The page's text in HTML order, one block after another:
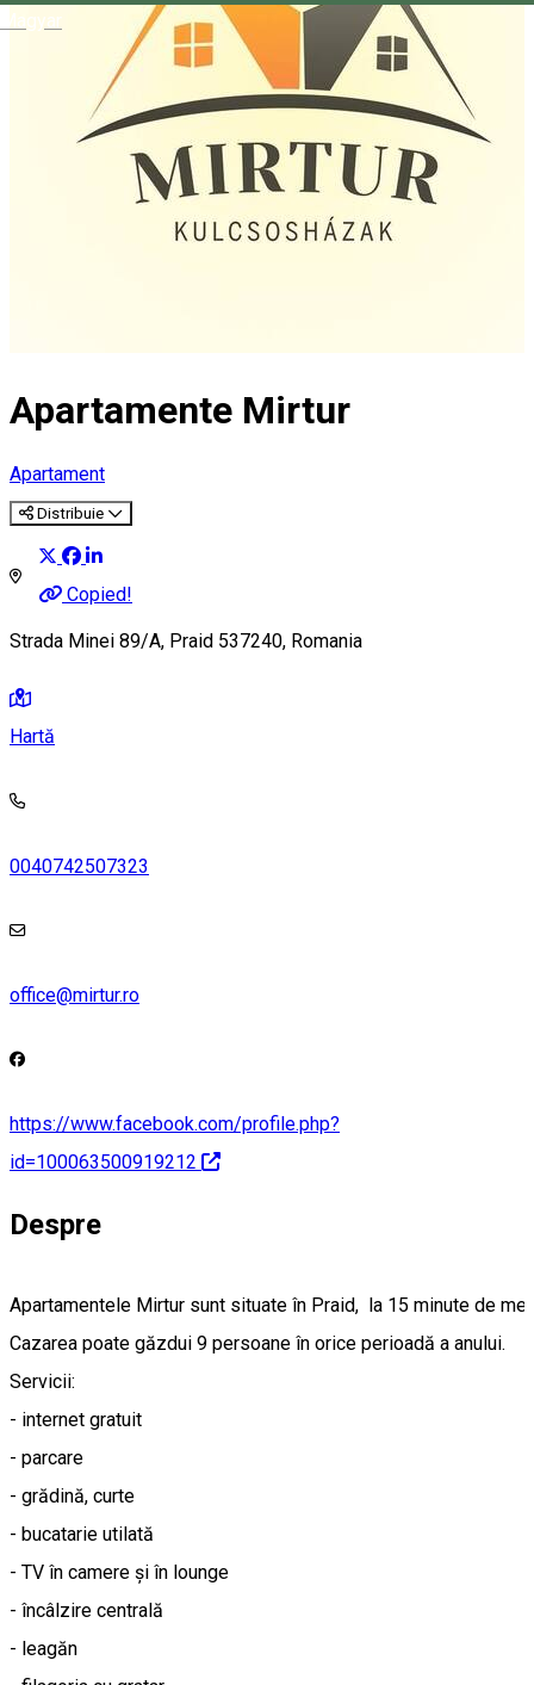
Magyar
Apartamente Mirtur
Apartament
Distribuie
Copied!
Strada Minei 89/A, Praid 537240, Romania
Hartă
0040742507323
office@mirtur.ro
https://www.facebook.com/profile.php?
id=100063500919212
Despre
Apartamentele Mirtur sunt situate în Praid,  la 15 minute de
Cazarea poate găzdui 9 persoane în orice perioadă a anului.
Servicii:
- internet gratuit
- parcare
- grădină, curte
- bucatarie utilată
- TV în camere și în lounge
- încâlzire centrală
- leagăn